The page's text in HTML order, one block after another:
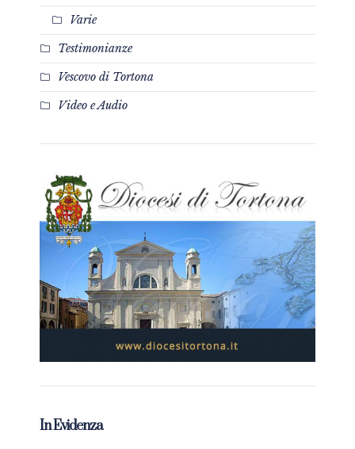
Varie
Testimonianze
Vescovo di Tortona
Video e Audio
In Evidenza